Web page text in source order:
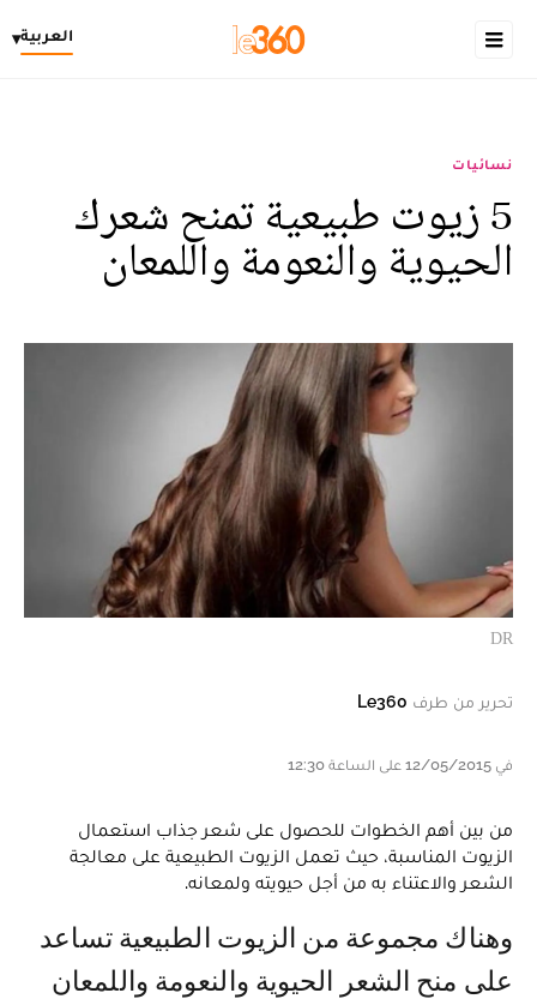
العربية▾
نسائيات
5 زيوت طبيعية تمنح شعرك
الحيوية والنعومة واللمعان
DR
تحرير من طرف Le360
في 12/05/2015 على الساعة 12:30
من بين أهم الخطوات للحصول على شعر جذاب استعمال
الزيوت المناسبة، حيث تعمل الزيوت الطبيعية على معالجة
الشعر والاعتناء به من أجل حيويته ولمعانه.
وهناك مجموعة من الزيوت الطبيعية تساعد
على منح الشعر الحيوية والنعومة واللمعان